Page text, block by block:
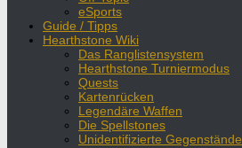
eSports
Guide / Tipps
Hearthstone Wiki
Das Ranglistensystem
Hearthstone Turniermodus
Quests
Kartenrücken
Legendäre Waffen
Die Spellstones
Unidentifizierte Gegenstände